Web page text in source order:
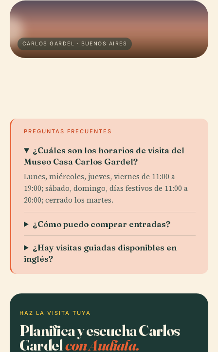
CARLOS GARDEL · BUENOS AIRES
PREGUNTAS FRECUENTES
¿Cuáles son los horarios de visita del
Museo Casa Carlos Gardel?
Lunes, miércoles, jueves, viernes de 11:00 a
19:00; sábado, domingo, días festivos de 11:00 a
20:00; cerrado los martes.
¿Cómo puedo comprar entradas?
¿Hay visitas guiadas disponibles en
inglés?
HAZ LA VISITA TUYA
Planifica y escucha Carlos
Gardelcon Audiala.